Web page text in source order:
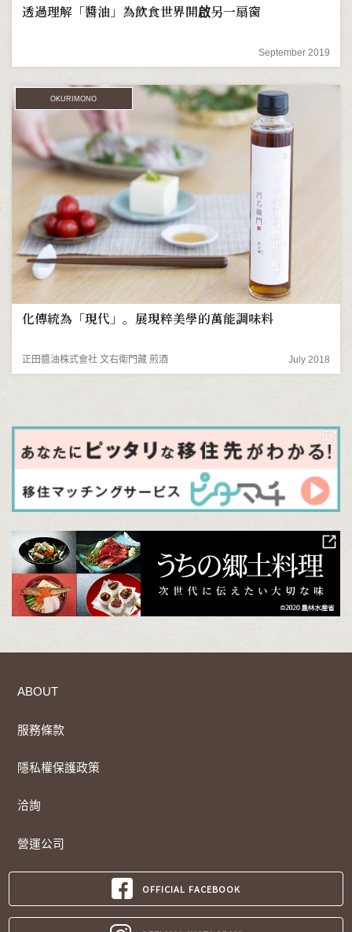
透過理解「醬油」為飲食世界開啟另一扇窗
September 2019
OKURIMONO
化傳統為「現代」。展現粹美學的萬能調味料
正田醬油株式會社 文右衛門藏 煎酒 July 2018
ABOUT
服務條款
隱私權保護政策
洽詢
營運公司
OFFICIAL FACEBOOK